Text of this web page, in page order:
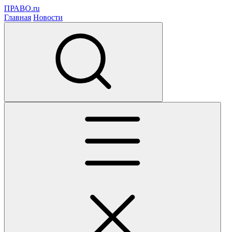
ПРАВО.ru
Главная Новости